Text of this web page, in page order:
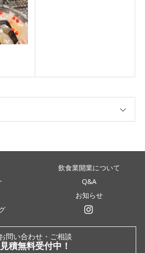
飲食業開業について
Q&A
お知らせ
問い合わせ・ご相談
見積無料受付中！